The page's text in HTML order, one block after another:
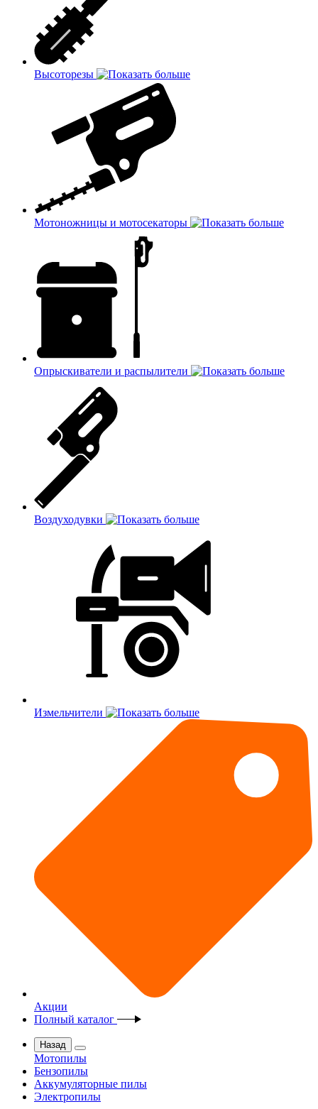
Высоторезы
Мотоножницы и мотосекаторы
Опрыскиватели и распылители
Воздуходувки
Измельчители
Акции
Полный каталог
Назад
Мотопилы
Бензопилы
Аккумуляторные пилы
Электропилы